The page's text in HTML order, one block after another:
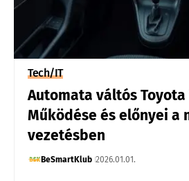
Tech/IT
Automata váltós Toyota
Működése és előnyei a
vezetésben
BeSmartKlub 2026.01.01.